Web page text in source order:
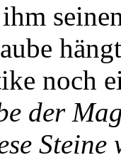
noch
der
Steine